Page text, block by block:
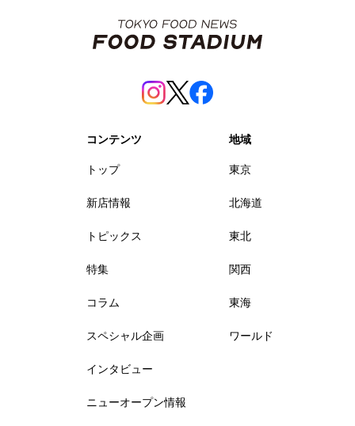
コンテンツ
トップ
新店情報
トピックス
特集
コラム
スペシャル企画
インタビュー
ニューオープン情報
地域
東京
北海道
東北
関西
東海
ワールド